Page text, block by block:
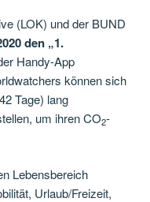
(LOK) und der BUND
den „1.
Handy-App
können sich
Tage) lang
um ihren CO2-
Lebensbereich
Urlaub/Freizeit,